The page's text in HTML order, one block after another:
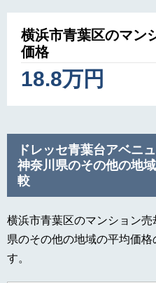
横浜市青葉区のマン
価格
18.8万円
ドレッセ青葉台アベニ
神奈川県のその他の地
較
横浜市青葉区のマンション売
県のその他の地域の平均価
す。